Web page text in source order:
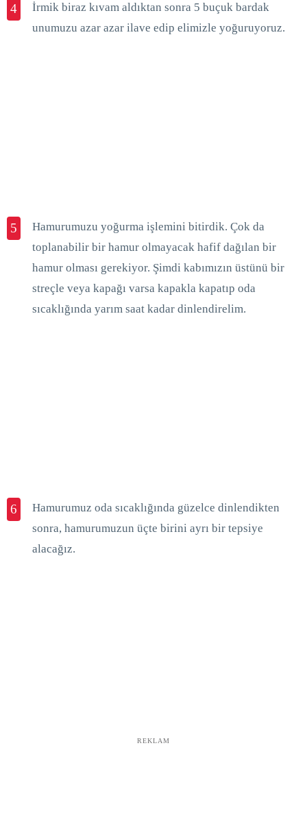
4
İrmik biraz kıvam aldıktan sonra 5 buçuk bardak
unumuzu azar azar ilave edip elimizle yoğuruyoruz.
5
Hamurumuzu yoğurma işlemini bitirdik. Çok da
toplanabilir bir hamur olmayacak hafif dağılan bir
hamur olması gerekiyor. Şimdi kabımızın üstünü bir
streçle veya kapağı varsa kapakla kapatıp oda
sıcaklığında yarım saat kadar dinlendirelim.
6
Hamurumuz oda sıcaklığında güzelce dinlendikten
sonra, hamurumuzun üçte birini ayrı bir tepsiye
alacağız.
REKLAM